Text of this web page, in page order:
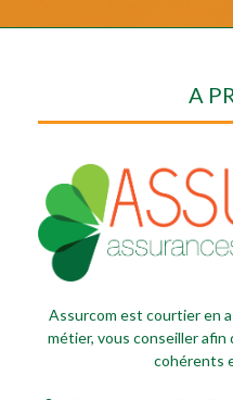
A
Assurcom est courtier en
métier, vous conseiller
cohérents